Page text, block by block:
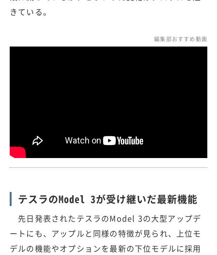
きている。
編集部おすすめ動画
テスラのModel 3が受け継いだ最新機能
先日発表されたテスラのModel 3の大型アップデ
ートにも、アップルと同様の特徴が見られ、上位モ
デルの機能やオプションを最新の下位モデルに採用